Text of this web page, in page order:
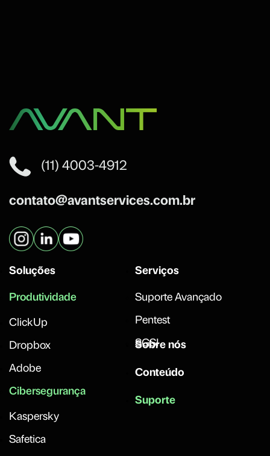
(11) 4003-4912
contato@avantservices.com.br
Soluções
Produtividade
ClickUp
Dropbox
Adobe
Cibersegurança
Kaspersky
Safetica
Serviços
Suporte Avançado
Pentest
SGSI
Sobre nós
Conteúdo
Suporte